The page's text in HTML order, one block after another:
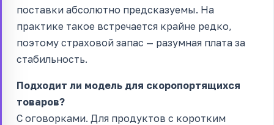
поставки абсолютно предсказуемы. На
практике такое встречается крайне редко,
поэтому страховой запас — разумная плата за
стабильность.
Подходит ли модель для скоропортящихся
товаров?
С оговорками. Для продуктов с коротким